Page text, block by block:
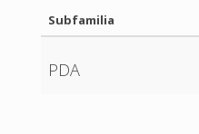
Subfamilia
PDA